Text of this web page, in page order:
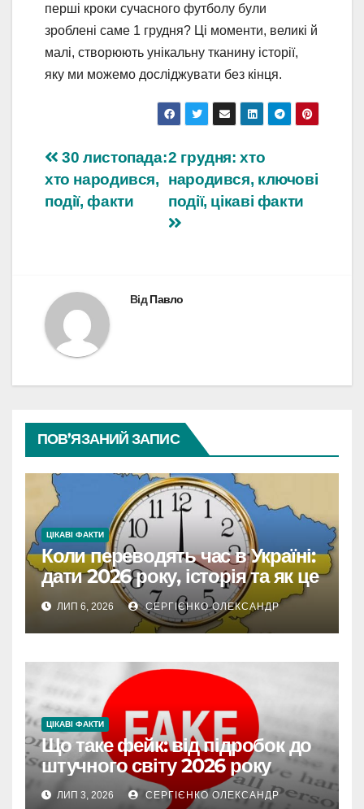
перші кроки сучасного футболу були
зроблені саме 1 грудня? Ці моменти, великі й
малі, створюють унікальну тканину історії,
яку ми можемо досліджувати без кінця.
Навігація
записів
2 грудня: хто
народився, ключові
події, цікаві факти
30 листопада:
хто народився,
події, факти
ВідПавло
ПОВ’ЯЗАНИЙ ЗАПИС
ЦІКАВІ ФАКТИ
Коли переводять час в Україні:
дати 2026 року, історія та як це
впливає на життя
ЛИП 6, 2026 СЕРГІЄНКО ОЛЕКСАНДР
ЦІКАВІ ФАКТИ
Що таке фейк: від підробок до
штучного світу 2026 року
ЛИП 3, 2026 СЕРГІЄНКО ОЛЕКСАНДР